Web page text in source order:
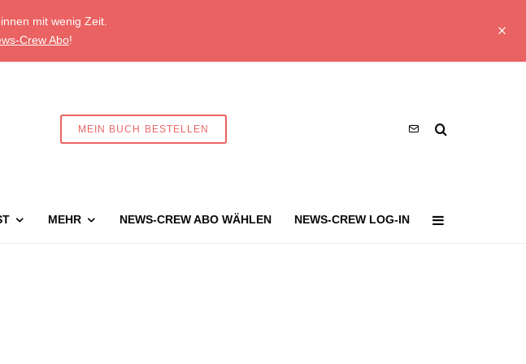
mit wenig Zeit.
Crew Abo!
MEIN BUCH BESTELLEN
MEHR NEWS-CREW ABO WÄHLEN NEWS-CREW LOG-IN